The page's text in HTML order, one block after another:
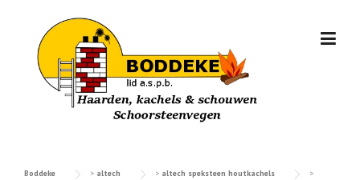
Boddeke > altech > altech speksteen houtkachels
>